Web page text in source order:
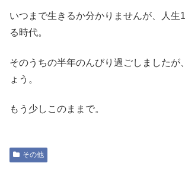
いつまで生きるか分かりませんが、人生
る時代。
そのうちの半年のんびり過ごしましたが
ょう。
もう少しこのままで。
その他